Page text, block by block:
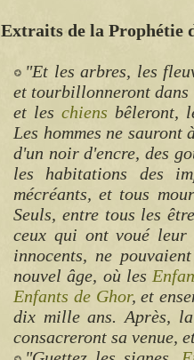
Extraits de la Prophétie
"Et les arbres, les
et tourbillonneront
et les chiens bêleront,
Les hommes ne
d'un noir d'encre, des
les habitations des
mécréants, et tous
Seuls, entre tous les
ceux qui ont voué
innocents, ne
nouvel âge, où les
Enfants de Ghor, et
dix mille ans. Après,
consacreront sa venue,